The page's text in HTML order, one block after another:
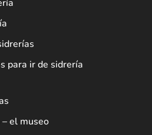
para ir de sidrería
el museo